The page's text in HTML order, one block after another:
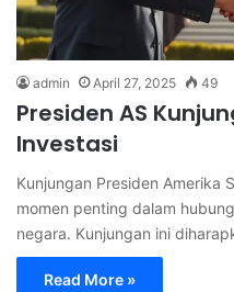
admin April 27, 2025 49
Presiden AS
Investasi
Kunjungan Presiden Amerika
momen penting dalam
negara. Kunjungan ini
Read More »